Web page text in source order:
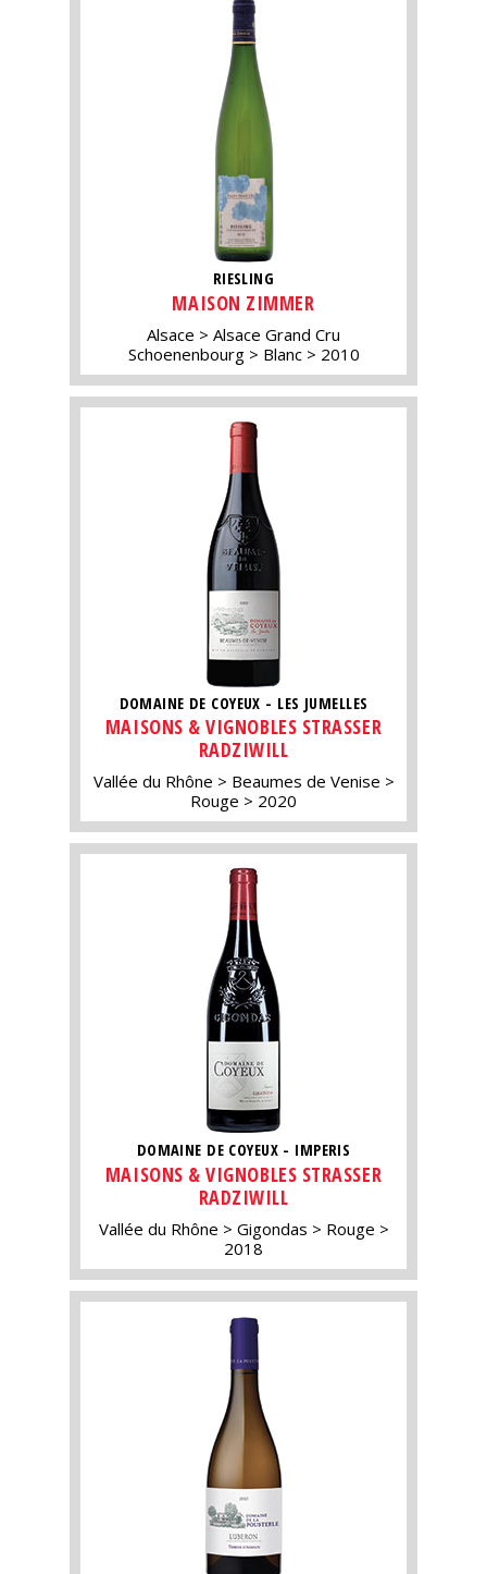
RIESLING
MAISON ZIMMER
Alsace
Alsace Grand Cru
Schoenenbourg
Blanc 2010
DOMAINE DE COYEUX - LES JUMELLES
MAISONS & VIGNOBLES STRASSER
RADZIWILL
Vallée du Rhône
Beaumes de Venise
Rouge
2020
DOMAINE DE COYEUX - IMPERIS
MAISONS & VIGNOBLES STRASSER
RADZIWILL
Vallée du Rhône Gigondas
Rouge
2018